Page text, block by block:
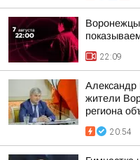
22:09
жители
региона
20:54